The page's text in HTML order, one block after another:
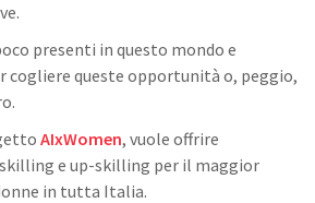
presenti in questo mondo e
cogliere queste opportunità o, peggio,
AIxWomen, vuole offrire
e up-skilling per il maggior
in tutta Italia.